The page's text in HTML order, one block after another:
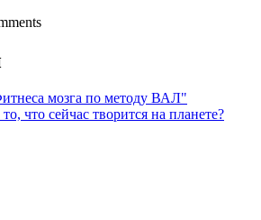
мозга по методу ВАЛ"
что сейчас творится на планете?